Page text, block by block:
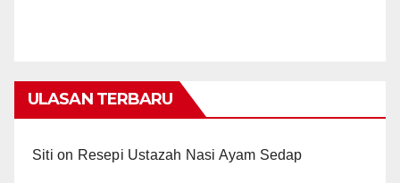
ULASAN TERBARU
Siti on Resepi Ustazah Nasi Ayam Sedap